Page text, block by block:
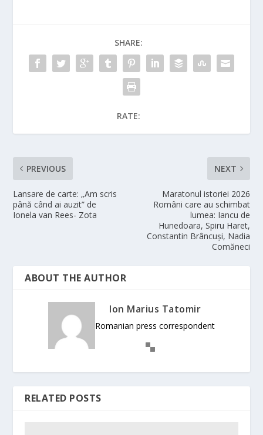
SHARE:
RATE:
PREVIOUS
Lansare de carte: „Am scris
până când ai auzit” de
Ionela van Rees- Zota
NEXT
Maratonul istoriei 2026
Români care au schimbat
lumea: Iancu de
Hunedoara, Spiru Haret,
Constantin Brâncuși, Nadia
Comăneci
ABOUT THE AUTHOR
Ion Marius Tatomir
Romanian press correspondent
RELATED POSTS